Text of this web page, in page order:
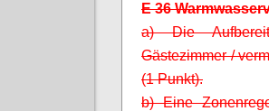
E 36
a) Die
Gästezimmer /
(1 Punkt).
b) Eine